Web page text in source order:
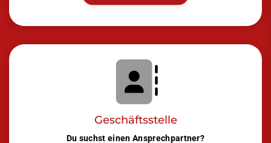
Geschäftsstelle
Du suchst einen Ansprechpartner?